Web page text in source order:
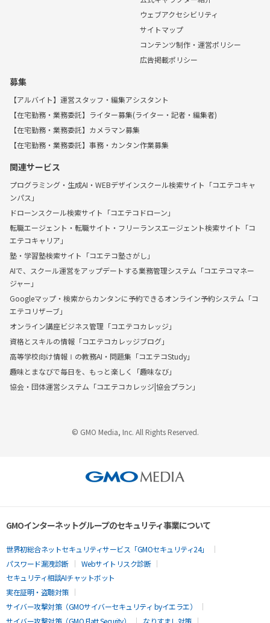
ウェブアクセシビリティ
サイトマップ
コンテンツ制作・運営ポリシー
広告掲載ポリシー
募集
【アルバイト】運営スタッフ・編集アシスタント
【在宅勤務・業務委託】ライター募集(ライター・記者・編集者)
【在宅勤務・業務委託】カメラマン募集
【在宅勤務・業務委託】事務・カンタン作業募集
関連サービス
プログラミング・生成AI・WEBデザインスクール検索サイト「コエテコキャ
ンパス」
ドローンスクール検索サイト「コエテコドローン」
転職エージェント・転職サイト・フリーランスエージェント検索サイト「コ
エテコキャリア」
塾・学習塾検索サイト「コエテコ塾さがし」
AIで、スクール運営をアップデートする業務管理システム「コエテコマネー
ジャー」
Googleマップ・検索からカンタンに予約できるオンライン予約システム「コ
エテコリザーブ」
オンライン講座ビジネス管理「コエテコカレッジ」
資格とスキルの情報「コエテコカレッジブログ」
高等学校向け情報Ⅰの教務AI・問題集「コエテコStudy」
趣味とまなびで毎日を、もっと楽しく「趣味なび」
協会・団体運営システム「コエテコカレッジ|協会プラン」
© GMO Media, Inc. All Rights Reserved.
GMOインターネットグループのセキュリティ事業について
世界初総合ネットセキュリティサービス「GMOセキュリティ24」
パスワード漏洩診断
Webサイトリスク診断
セキュリティ相談AIチャットボット
実在証明・盗聴対策
サイバー攻撃対策（GMOサイバーセキュリティ byイエラエ）
サイバー攻撃対策（GMO Flatt Security）
なりすまし対策